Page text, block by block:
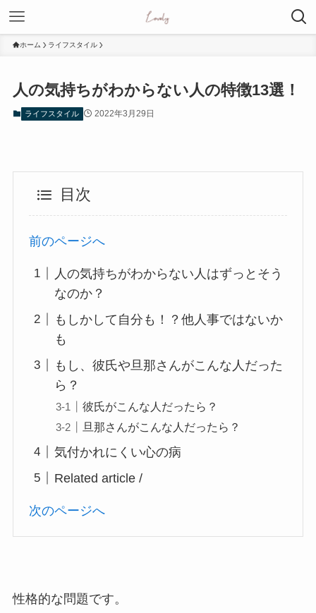
ホーム ライフスタイル
人の気持ちがわからない人の特徴13選！
ライフスタイル 2022年3月29日
目次
前のページへ
人の気持ちがわからない人はずっとそう
なのか？
もしかして自分も！？他人事ではないか
も
もし、彼氏や旦那さんがこんな人だった
ら？
彼氏がこんな人だったら？
旦那さんがこんな人だったら？
気付かれにくい心の病
Related article /
次のページへ
性格的な問題です。